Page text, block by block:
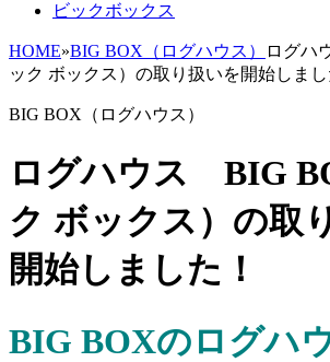
ビックボックス
HOME»BIG BOX（ログハウス）
ログハ
ック ボックス）の取り扱いを開始しまし
BIG BOX（ログハウス）
ログハウス BIG
ク ボックス）の取
開始しました！
BIG BOXのログハ